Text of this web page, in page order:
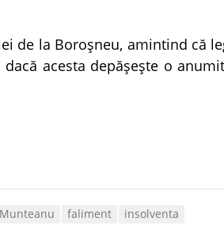
de la Boroşneu, amintind că
acesta depăşeşte o
faliment insolventa